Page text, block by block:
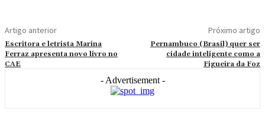
Artigo anterior
Escritora e letrista Marina
Ferraz apresenta novo livro no
CAE
Próximo artigo
Pernambuco (Brasil) quer ser
cidade inteligente como a
Figueira da Foz
- Advertisement -